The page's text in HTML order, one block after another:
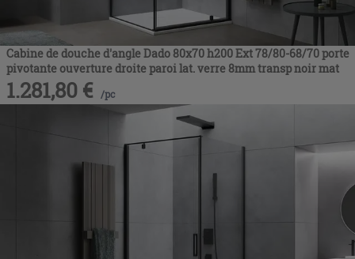
Cabine de douche d'angle Dado 80x70 h200 Ext 78/80-68/70 porte
pivotante ouverture droite paroi lat. verre 8mm transp noir mat
1.281,80 € /pc